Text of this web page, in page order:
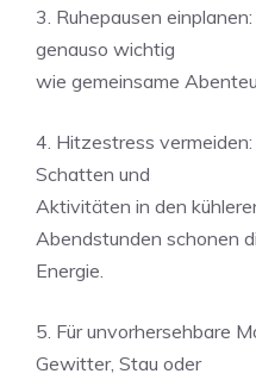
3. Ruhepausen
genauso wichtig
wie gemeinsame
4. Hitzestress
Schatten und
Aktivitäten in den
Abendstunden schonen
Energie.
5. Für unvorhersehbare
Gewitter, Stau oder